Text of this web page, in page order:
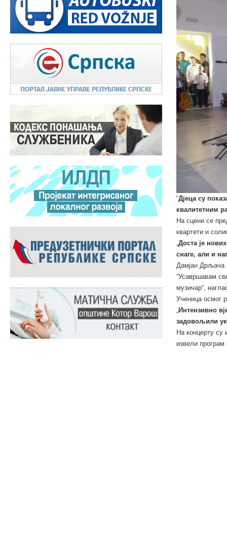
“Дјеца су
квалитетним
На сцени се
квартети и
Доста је
снаге, али и
Дамјан Дрљача
“Усавршавам
музичар“,
Ученица осмог
Интензивно
задовољили
На концерту су
извели